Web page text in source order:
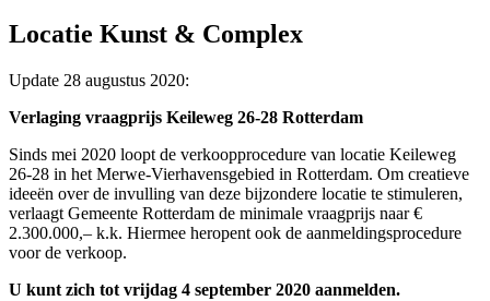
Locatie Kunst & Complex
Update 28 augustus 2020:
Verlaging vraagprijs Keileweg 26-28 Rotterdam
Sinds mei 2020 loopt de verkoopprocedure van locatie Keileweg
26-28 in het Merwe-Vierhavensgebied in Rotterdam. Om creatieve
ideeën over de invulling van deze bijzondere locatie te stimuleren,
verlaagt Gemeente Rotterdam de minimale vraagprijs naar €
2.300.000,– k.k. Hiermee heropent ook de aanmeldingsprocedure
voor de verkoop.
U kunt zich tot vrijdag 4 september 2020 aanmelden.